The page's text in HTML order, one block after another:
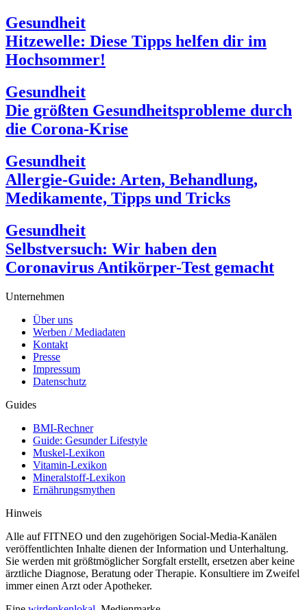
Gesundheit
Hitzewelle: Diese Tipps helfen dir im
Hochsommer!
Gesundheit
Die größten Gesundheitsprobleme durch
die Corona-Krise
Gesundheit
Allergie-Guide: Arten, Behandlung,
Medikamente, Tipps und Tricks
Gesundheit
Selbstversuch: Wir haben den
Coronavirus Antikörper-Test gemacht
Unternehmen
Über uns
Werben / Mediadaten
Kontakt
Presse
Impressum
Datenschutz
Guides
BMI-Rechner
Guide: Gesunder Lifestyle
Muskel-Lexikon
Vitamin-Lexikon
Mineralstoff-Lexikon
Ernährungsmythen
Hinweis
Alle auf FITNEO und den zugehörigen Social-Media-Kanälen
veröffentlichten Inhalte dienen der Information und Unterhaltung.
Sie werden mit größtmöglicher Sorgfalt erstellt, ersetzen aber keine
ärztliche Diagnose, Beratung oder Therapie. Konsultiere im Zweifel
immer einen Arzt oder Apotheker.